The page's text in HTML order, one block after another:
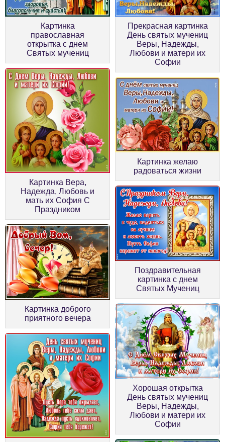
Картинка
православная
открытка с днем
Святых мучениц
Прекрасная картинка
День святых мучениц
Веры, Надежды,
Любови и матери их
Софии
Картинка Вера,
Надежда, Любовь и
мать их София С
Праздником
Картинка желаю
радоваться жизни
Картинка доброго
приятного вечера
Поздравительная
картинка с днем
Святых Мучениц
Хорошая открытка
День святых мучениц
Веры, Надежды,
Любови и матери их
Софии